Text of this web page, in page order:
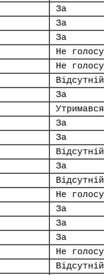
За
За
За
Не
Не
Відсутній
За
Утримався
За
За
Відсутній
За
Відсутній
Не
За
За
За
Не
Відсутній